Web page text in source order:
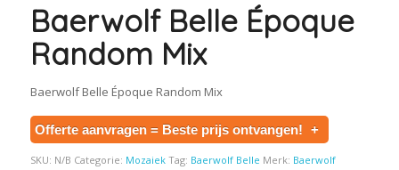
Baerwolf Belle Époque
Random Mix
Baerwolf Belle Époque Random Mix
Offerte aanvragen = Beste prijs ontvangen! +
SKU: N/B Categorie: Mozaiek Tag: Baerwolf Belle Merk: Baerwolf